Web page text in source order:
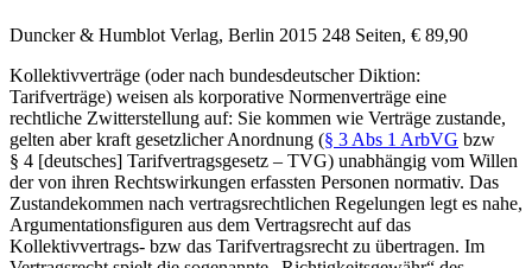
Duncker & Humblot Verlag, Berlin 2015 248 Seiten, € 89,90
Kollektivverträge (oder nach bundesdeutscher Diktion:
Tarifverträge) weisen als korporative Normenverträge eine
rechtliche Zwitterstellung auf: Sie kommen wie Verträge zustande,
gelten aber kraft gesetzlicher Anordnung (§ 3 Abs 1 ArbVG bzw
§ 4 [deutsches] Tarifvertragsgesetz – TVG) unabhängig vom Willen
der von ihren Rechtswirkungen erfassten Personen normativ. Das
Zustandekommen nach vertragsrechtlichen Regelungen legt es nahe,
Argumentationsfiguren aus dem Vertragsrecht auf das
Kollektivvertrags- bzw das Tarifvertragsrecht zu übertragen. Im